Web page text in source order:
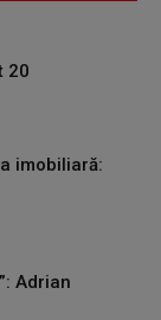
20
imobiliară:
Adrian